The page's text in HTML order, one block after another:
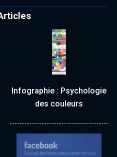
Infographie : Psychologie
des couleurs